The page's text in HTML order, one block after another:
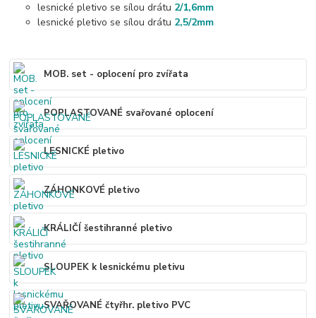
lesnické pletivo se sílou drátu 2/1,6mm
lesnické pletivo se sílou drátu 2,5/2mm
MOB. set - oplocení pro zvířata
POPLASTOVANÉ svařované oplocení
LESNICKÉ pletivo
ZÁHONKOVÉ pletivo
KRÁLIČÍ šestihranné pletivo
SLOUPEK k lesnickému pletivu
SVAŘOVANÉ čtyřhr. pletivo PVC